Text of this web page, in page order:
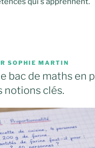
SOPHIE MARTIN
bac de maths en
notions clés.